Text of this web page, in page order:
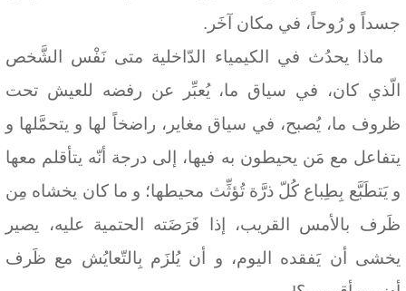
جسداً و رُوحاً، في مكان آخَر.
ماذا يحدُث في الكيمياء الدّاخلية متى نَفْس الشَّخص
الّذي كان، في سياق ما، يُعبِّر عن رفضه للعيش تحت
ظروف ما، يُصبح، في سياق مغاير، راضخاً لها و يتحمَّلها و
يتفاعل مع مَن يحيطون به فيها، إلى درجة أنّه يتأقلم معها
و يَتطَبَّع بِطِباع كُلّ ذرَّة تُؤثِّث محيطها؛ و ما كان يخشاه مِن
ظَرف بالأمس القريب، إذا فَرَضَته الحتمية عليه، يصير
يخشى أن يَفقده اليوم، و أن يُلزَم بِالتّعايُش مع ظَرف